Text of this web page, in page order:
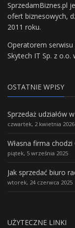
SprzedamBiznes.pl
ofert biznesowych,
2011 roku.
Operatorem
Skytech IT Sp. z o.o.
OSTATNIE WPISY
czwartek, 2 kwietnia 2026
piątek, 5 września 2025
Jak sprzedać biuro
wtorek, 24 czerwca 2025
UŻYTECZNE LINKI